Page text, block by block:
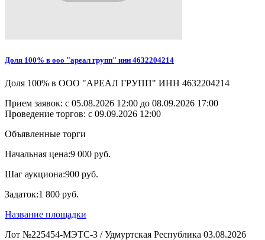
Доля 100% в ооо "ареал групп" инн 4632204214
Доля 100% в ООО "АРЕАЛ ГРУПП" ИНН 4632204214
Прием заявок: с 05.08.2026 12:00 до 08.09.2026 17:00
Проведение торгов: с 09.09.2026 12:00
Объявленные торги
Начальная цена:9 000 руб.
Шаг аукциона:900 руб.
Задаток:1 800 руб.
Название площадки
Лот №225454-МЭТС-3 / Удмуртская Республика 03.08.2026